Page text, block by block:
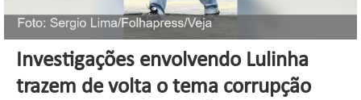
Investigações envolvendo Lulinha
trazem de volta o tema corrupção